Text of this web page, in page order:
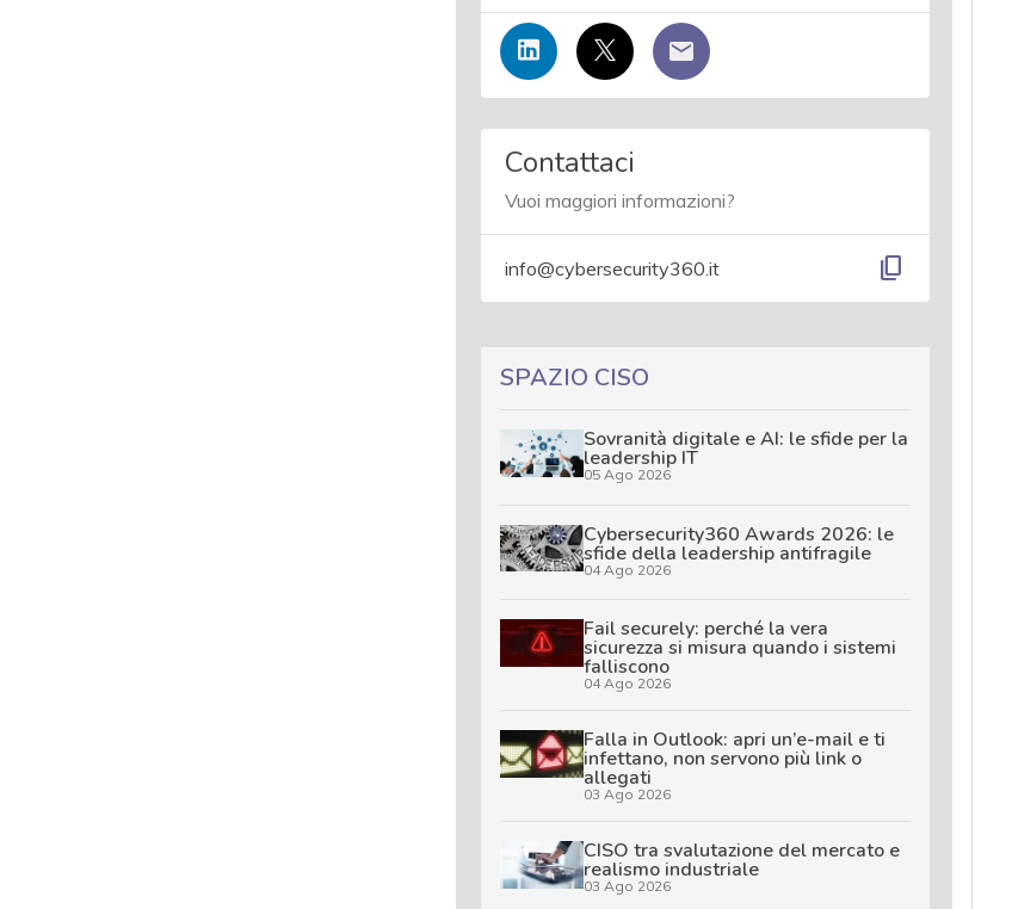
Contattaci
Vuoi maggiori informazioni?
info@cybersecurity360.it content_copy
SPAZIO CISO
Sovranità digitale e AI: le sfide per la
leadership IT
05 Ago 2026
Cybersecurity360 Awards 2026: le
sfide della leadership antifragile
04 Ago 2026
Fail securely: perché la vera
sicurezza si misura quando i sistemi
falliscono
04 Ago 2026
Falla in Outlook: apri un’e-mail e ti
infettano, non servono più link o
allegati
03 Ago 2026
CISO tra svalutazione del mercato e
realismo industriale
03 Ago 2026